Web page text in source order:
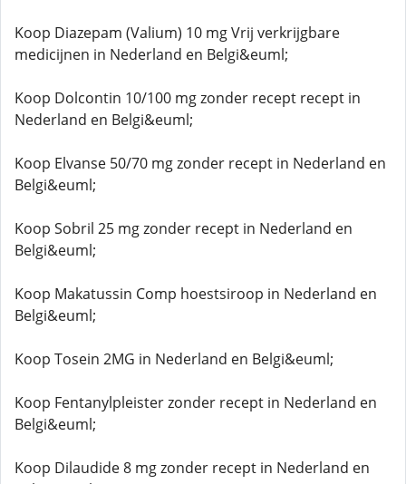
Koop Diazepam (Valium) 10 mg Vrij verkrijgbare
medicijnen in Nederland en Belgi&euml;
Koop Dolcontin 10/100 mg zonder recept recept in
Nederland en Belgi&euml;
Koop Elvanse 50/70 mg zonder recept in Nederland en
Belgi&euml;
Koop Sobril 25 mg zonder recept in Nederland en
Belgi&euml;
Koop Makatussin Comp hoestsiroop in Nederland en
Belgi&euml;
Koop Tosein 2MG in Nederland en Belgi&euml;
Koop Fentanylpleister zonder recept in Nederland en
Belgi&euml;
Koop Dilaudide 8 mg zonder recept in Nederland en